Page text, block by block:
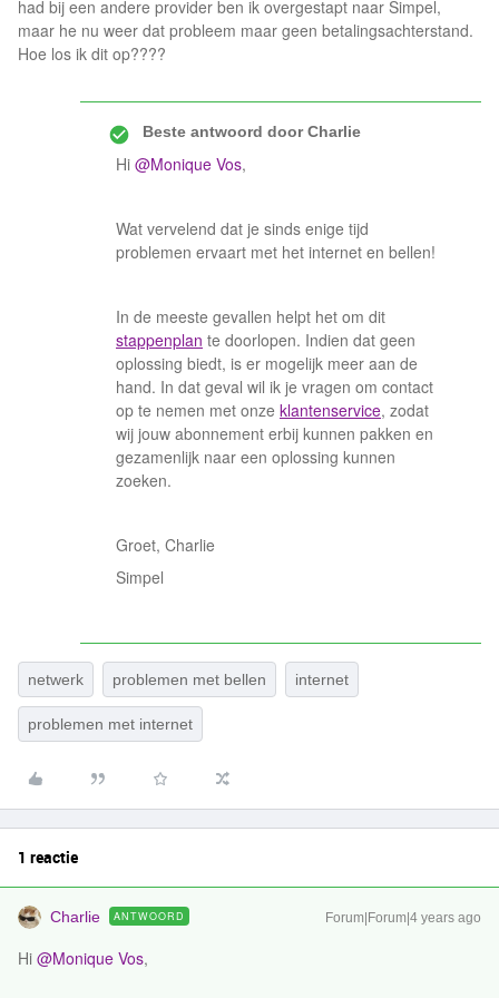
had bij een andere provider ben ik overgestapt naar Simpel,
maar he nu weer dat probleem maar geen betalingsachterstand.
Hoe los ik dit op????
Beste antwoord doorCharlie
Hi @Monique Vos,
Wat vervelend dat je sinds enige tijd
problemen ervaart met het internet en bellen!
In de meeste gevallen helpt het om dit
stappenplan te doorlopen. Indien dat geen
oplossing biedt, is er mogelijk meer aan de
hand. In dat geval wil ik je vragen om contact
op te nemen met onze klantenservice, zodat
wij jouw abonnement erbij kunnen pakken en
gezamenlijk naar een oplossing kunnen
zoeken.
Groet, Charlie
Simpel
netwerk problemen met bellen internet
problemen met internet
1 reactie
Charlie ANTWOORD Forum|Forum|4 years ago
Hi @Monique Vos,